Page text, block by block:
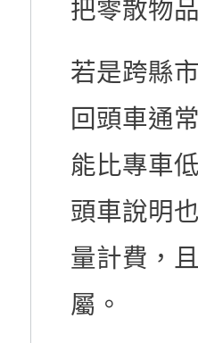
把零散物
若是跨縣
回頭車通
能比專車
頭車說明
量計費，
屬。